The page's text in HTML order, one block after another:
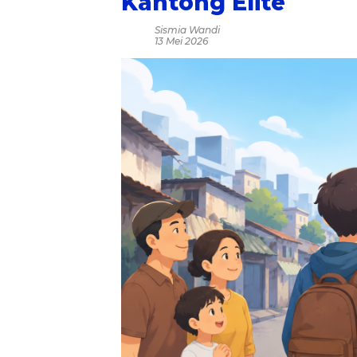
Sismia Wandi
13 Mei 2026